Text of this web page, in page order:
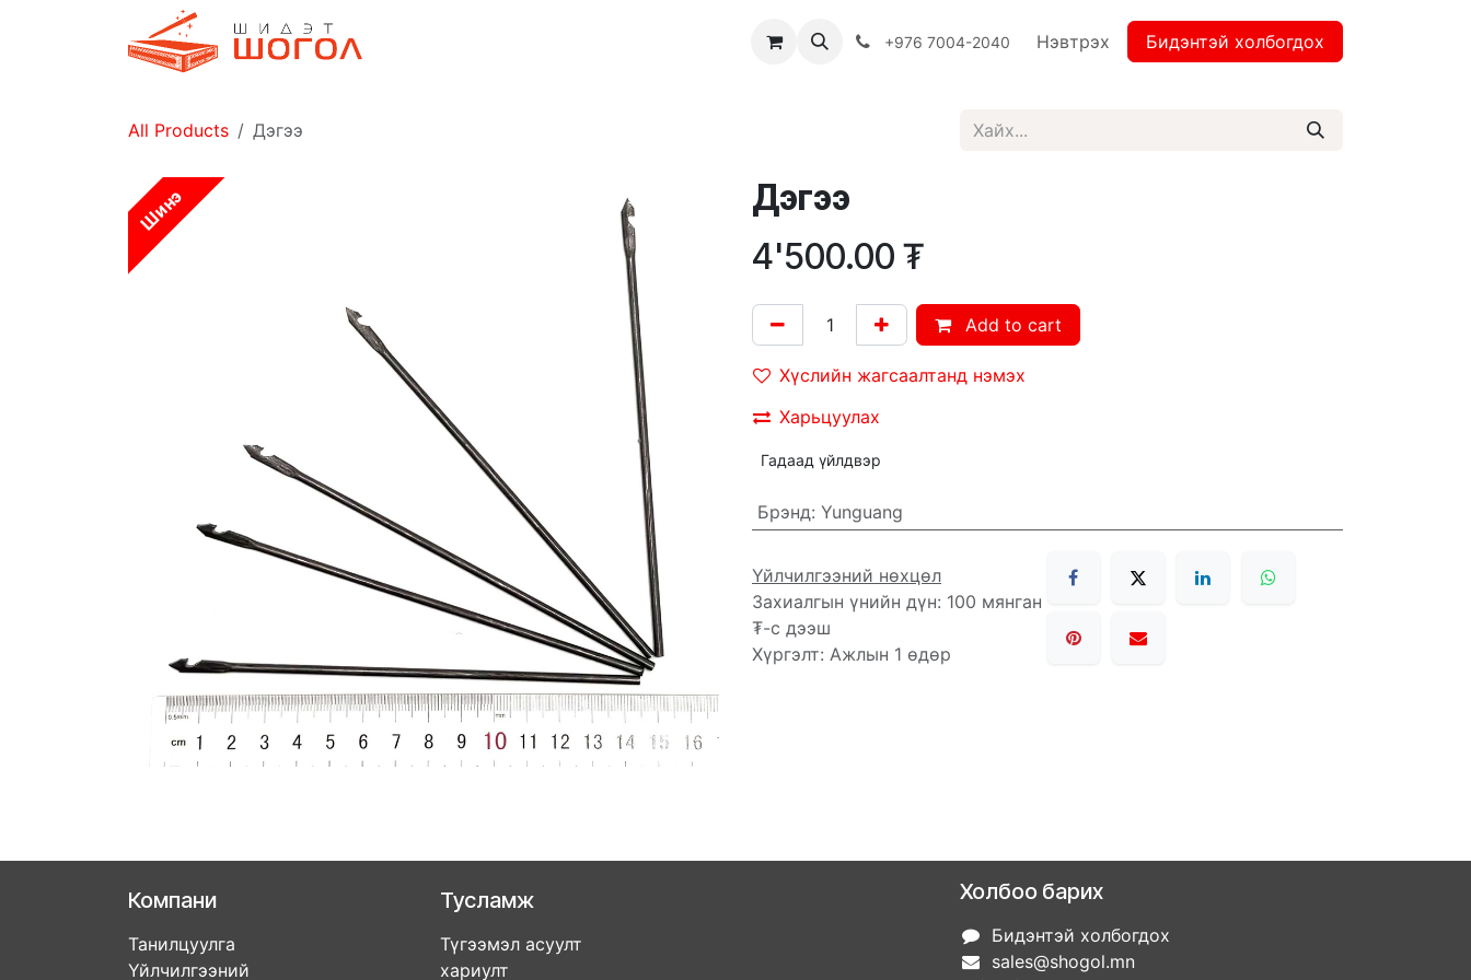
Хямдрал ♻️ Эко шогол+976 7004-2040 Нэвтрэх Бидэнтэй холбогдох
All Products Дэгээ
Шинэ
Дэгээ
4'500.00 ₮
Add to cart
Хүслийн жагсаалтанд нэмэх
Харьцуулах
Гадаад үйлдвэр
Брэнд: Yunguang
Үйлчилгээний нөхцөл
Захиалгын үнийн дүн: 100 мянган
₮-с дээш
Хүргэлт: Ажлын 1 өдөр
Компани
Танилцуулга
Үйлчилгээний
Тусламж
Түгээмэл асуулт
хариулт
Холбоо барих
Бидэнтэй холбогдох
sales@shogol.mn